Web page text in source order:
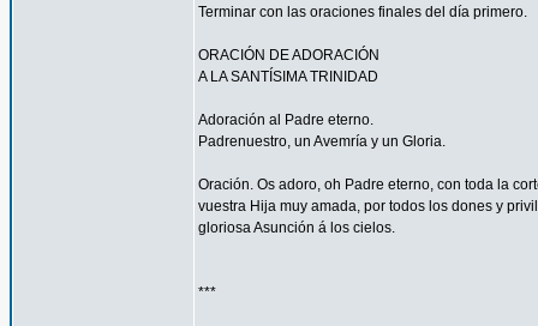
Terminar con las oraciones finales del día primero.
ORACIÓN DE ADORACIÓN
A LA SANTÍSIMA TRINIDAD
Adoración al Padre eterno.
Padrenuestro, un Avemría y un Gloria.
Oración. Os adoro, oh Padre eterno, con toda la
vuestra Hija muy amada, por todos los dones y
gloriosa Asunción á los cielos.
***